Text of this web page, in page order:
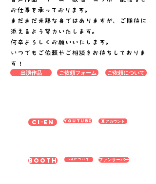
お仕事を承っております。
まだまだ未熟な身ではありますが、ご期待に
添えるよう努力いたします。
何卒よろしくお願いいたします。
​いつでもご依頼やご相談をお待ちしておりま
す！
出演作品 ご依頼フォーム ご依頼について
Ciｰen YouTube Xアカウント
BOOTH FAについて ファンサーバー